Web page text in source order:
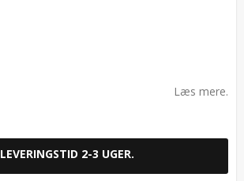
Læs mere.
LEVERINGSTID 2-3 UGER.